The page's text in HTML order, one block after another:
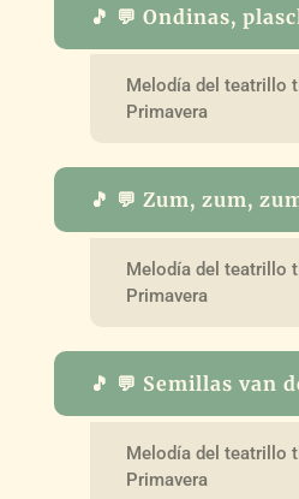
🎵 💬 Ondinas,
Melodía del teatrillo
Primavera
🎵 💬 Zum, zum,
Melodía del teatrillo
Primavera
🎵 💬 Semillas van
Melodía del teatrillo
Primavera